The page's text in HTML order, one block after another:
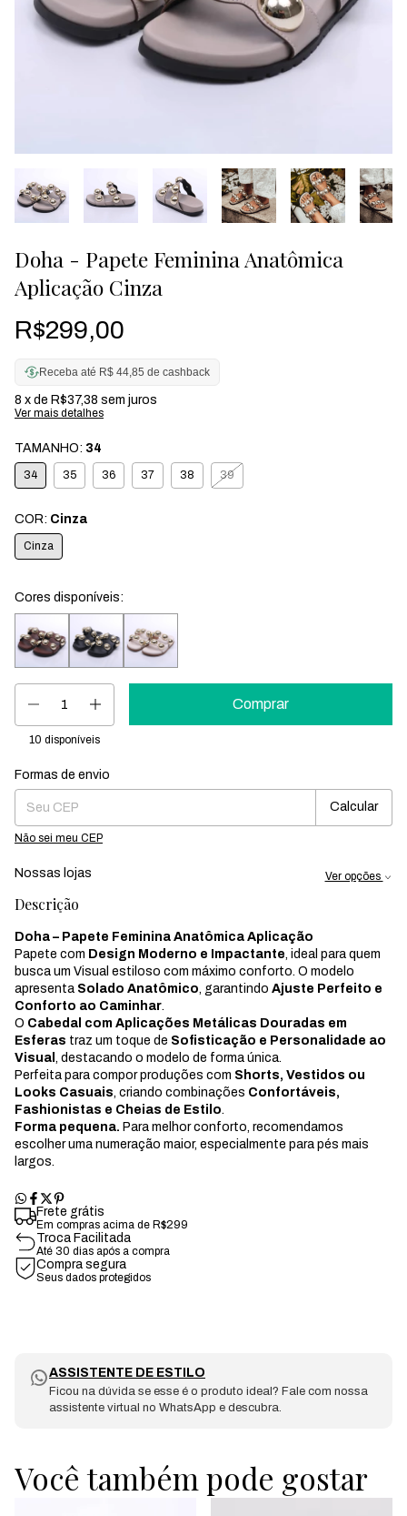
Doha - Papete Feminina Anatômica
Aplicação Cinza
R$299,00
Receba até R$ 44,85 de cashback
8 x de R$37,38 sem juros
Ver mais detalhes
TAMANHO: 34
34 35 36 37 38 39
COR: Cinza
Cinza
Cores disponíveis:
10 disponíveis
Entregas para o CEP:
Formas de envio
Calcular
Não sei meu CEP
Nossas lojas Ver opções
Descrição
Doha – Papete Feminina Anatômica Aplicação
Papete com Design Moderno e Impactante, ideal para quem
busca um Visual estiloso com máximo conforto. O modelo
apresenta Solado Anatômico, garantindo Ajuste Perfeito e
Conforto ao Caminhar.
O Cabedal com Aplicações Metálicas Douradas em
Esferas traz um toque de Sofisticação e Personalidade ao
Visual , destacando o modelo de forma única.
Perfeita para compor produções com Shorts, Vestidos ou
Looks Casuais, criando combinações Confortáveis,
Fashionistas e Cheias de Estilo.
Forma pequena. Para melhor conforto, recomendamos
escolher uma numeração maior, especialmente para pés mais
largos.
Frete grátis
Em compras acima de R$299
Troca Facilitada
Até 30 dias após a compra
Compra segura
Seus dados protegidos
ASSISTENTE DE ESTILO
Ficou na dúvida se esse é o produto ideal? Fale com nossa
assistente virtual no WhatsApp e descubra.
Você também pode gostar